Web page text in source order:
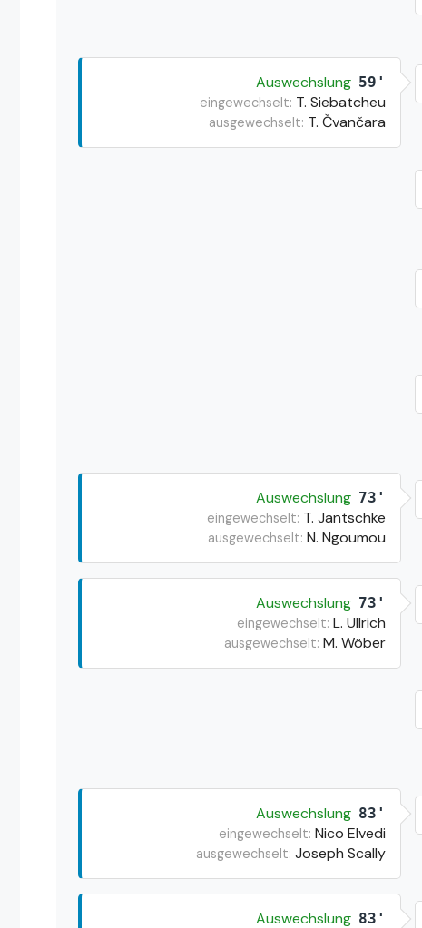
Auswechslung 59'
eingewechselt: T. Siebatcheu
ausgewechselt: T. Čvančara
Auswechslung 73'
eingewechselt: T. Jantschke
ausgewechselt: N. Ngoumou
Auswechslung 73'
eingewechselt: L. Ullrich
ausgewechselt: M. Wöber
Auswechslung 83'
eingewechselt: Nico Elvedi
ausgewechselt: Joseph Scally
Auswechslung 83'